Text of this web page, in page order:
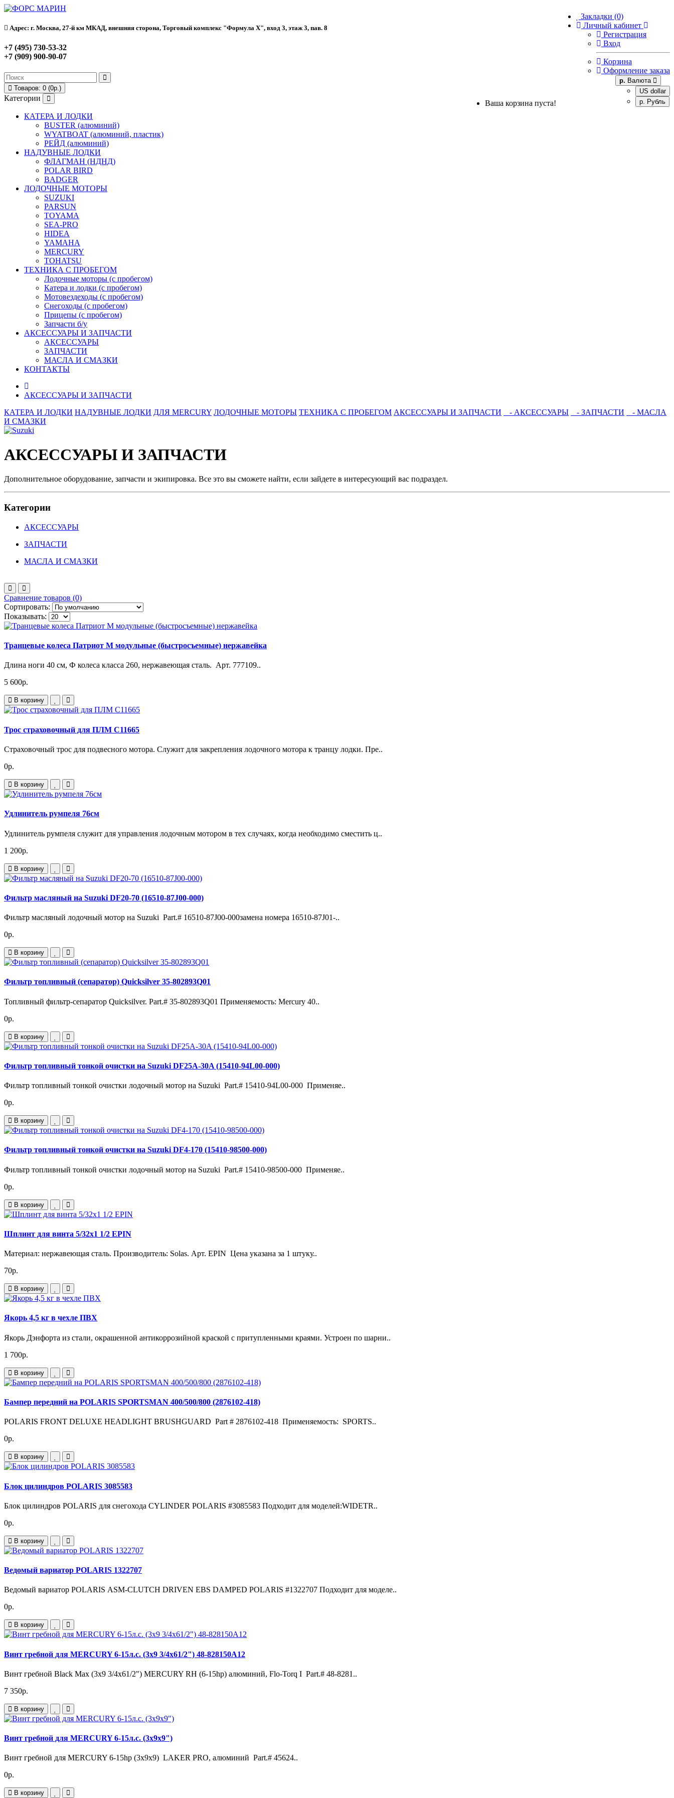
Закладки (0)
Личный кабинет
Регистрация
Вход
Корзина
Оформление заказа
р. Валюта
US dollar
р. Рубль
Адрес: г. Москва, 27-й км МКАД, внешняя сторона, Торговый комплекс "Формула Х", вход 3, этаж 3, пав. 8
+7 (495) 730-53-32
+7 (909) 900-90-07
Товаров: 0 (0р.)
Ваша корзина пуста!
Категории
КАТЕРА И ЛОДКИ
BUSTER (алюминий)
WYATBOAT (алюминий, пластик)
РЕЙД (алюминий)
НАДУВНЫЕ ЛОДКИ
ФЛАГМАН (НДНД)
POLAR BIRD
BADGER
ЛОДОЧНЫЕ МОТОРЫ
SUZUKI
PARSUN
TOYAMA
SEA-PRO
HIDEA
YAMAHA
MERCURY
TOHATSU
ТЕХНИКА С ПРОБЕГОМ
Лодочные моторы (с пробегом)
Катера и лодки (с пробегом)
Мотовездеходы (с пробегом)
Снегоходы (с пробегом)
Прицепы (с пробегом)
Запчасти б/у
АКСЕССУАРЫ И ЗАПЧАСТИ
АКСЕССУАРЫ
ЗАПЧАСТИ
МАСЛА И СМАЗКИ
КОНТАКТЫ
АКСЕССУАРЫ И ЗАПЧАСТИ
КАТЕРА И ЛОДКИ НАДУВНЫЕ ЛОДКИ ДЛЯ MERCURY ЛОДОЧНЫЕ МОТОРЫ ТЕХНИКА С ПРОБЕГОМ АКСЕССУАРЫ И ЗАПЧАСТИ - АКСЕССУАРЫ - ЗАПЧАСТИ
- МАСЛА
И СМАЗКИ
АКСЕССУАРЫ И ЗАПЧАСТИ
Дополнительное оборудование, запчасти и экипировка. Все это вы сможете найти, если зайдете в интересующий вас подраздел.
Категории
АКСЕССУАРЫ
ЗАПЧАСТИ
МАСЛА И СМАЗКИ
Сравнение товаров (0)
Сортировать:
Показывать:
Транцевые колеса Патриот М модульные (быстросъемные) нержавейка
Длина ноги 40 см, Ф колеса класса 260, нержавеющая сталь. Арт. 777109..
5 600р.
В корзину
Трос страховочный для ПЛМ C11665
Страховочный трос для подвесного мотора. Служит для закрепления лодочного мотора к транцу лодки. Пре..
0р.
В корзину
Удлинитель румпеля 76см
Удлинитель румпеля служит для управления лодочным мотором в тех случаях, когда необходимо сместить ц..
1 200р.
В корзину
Фильтр масляный на Suzuki DF20-70 (16510-87J00-000)
Фильтр масляный лодочный мотор на Suzuki Part.# 16510-87J00-000замена номера 16510-87J01-..
0р.
В корзину
Фильтр топливный (сепаратор) Quicksilver 35-802893Q01
Топливный фильтр-сепаратор Quicksilver. Part.# 35-802893Q01 Применяемость: Mercury 40..
0р.
В корзину
Фильтр топливный тонкой очистки на Suzuki DF25A-30A (15410-94L00-000)
Фильтр топливный тонкой очистки лодочный мотор на Suzuki Part.# 15410-94L00-000 Применяе..
0р.
В корзину
Фильтр топливный тонкой очистки на Suzuki DF4-170 (15410-98500-000)
Фильтр топливный тонкой очистки лодочный мотор на Suzuki Part.# 15410-98500-000 Применяе..
0р.
В корзину
Шплинт для винта 5/32х1 1/2 EPIN
Материал: нержавеющая сталь. Производитель: Solas. Арт. EPIN Цена указана за 1 штуку..
70р.
В корзину
Якорь 4,5 кг в чехле ПВХ
Якорь Дэнфорта из стали, окрашенной антикоррозийной краской с притупленными краями. Устроен по шарни..
1 700р.
В корзину
Бампер передний на POLARIS SPORTSMAN 400/500/800 (2876102-418)
POLARIS FRONT DELUXE HEADLIGHT BRUSHGUARD Part # 2876102-418 Применяемость: SPORTS..
0р.
В корзину
Блок цилиндров POLARIS 3085583
Блок цилиндров POLARIS для снегохода CYLINDER POLARIS #3085583 Подходит для моделей:WIDETR..
0р.
В корзину
Ведомый вариатор POLARIS 1322707
Ведомый вариатор POLARIS ASM-CLUTCH DRIVEN EBS DAMPED POLARIS #1322707 Подходит для моделе..
0р.
В корзину
Винт гребной для MERCURY 6-15л.с. (3x9 3/4x61/2") 48-828150A12
Винт гребной Black Max (3x9 3/4x61/2") MERCURY RH (6-15hp) алюминий, Flo-Torq I Part.# 48-8281..
7 350р.
В корзину
Винт гребной для MERCURY 6-15л.с. (3x9x9")
Винт гребной для MERCURY 6-15hp (3x9x9) LAKER PRO, алюминий Part.# 45624..
0р.
В корзину